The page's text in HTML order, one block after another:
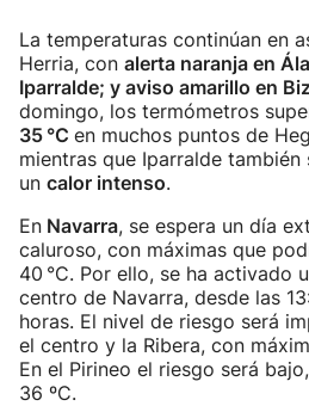
La temperaturas continúan en
Herria, con alerta naranja en
Iparralde; y aviso amarillo en
domingo, los termómetros
35 °C en muchos puntos de
mientras que Iparralde
un calor intenso.
En Navarra, se espera un día
caluroso, con máximas que
40 °C. Por ello, se ha activado
centro de Navarra, desde las
horas. El nivel de riesgo será
el centro y la Ribera, con
En el Pirineo el riesgo será
36 ºC.